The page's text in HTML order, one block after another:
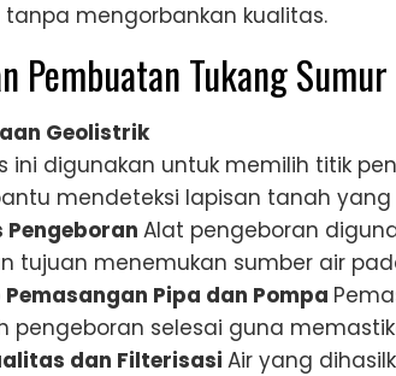
tanpa mengorbankan kualitas.
Pembuatan Tukang
Geolistrik
ini digunakan untuk memilih titik
mendeteksi lapisan tanah
Pengeboran Alat pengeboran
tujuan menemukan sumber air
Pipa dan Pompa
pengeboran selesai guna
dan Filterisasi Air yang